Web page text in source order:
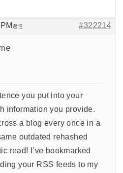
#322214
返信
you put into your
information you provide.
a blog every once in a
outdated rehashed
read! I’ve bookmarked
your RSS feeds to my